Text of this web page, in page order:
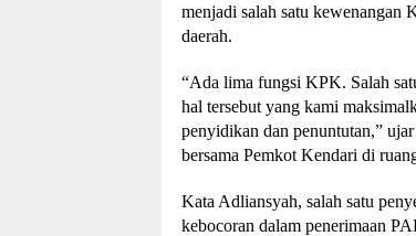
menjadi salah satu kewenangan
daerah.
“Ada lima fungsi KPK. Salah
hal tersebut yang kami
penyidikan dan penuntutan,”
bersama Pemkot Kendari di
Kata Adliansyah, salah satu
kebocoran dalam penerimaan